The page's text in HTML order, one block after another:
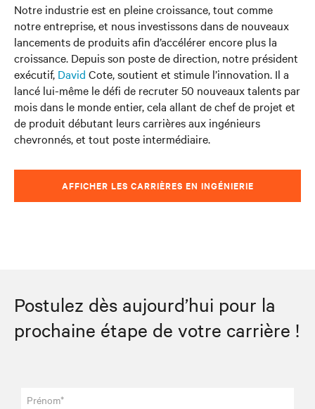
Notre industrie est en pleine croissance, tout comme
notreentreprise, et nous investissons dans de nouveaux
lancements de produits afin d’accélérer encore plus la
croissance. Depuis son poste de direction, notre président
exécutif, David Cote, soutient et stimule l’innovation. Il a
lancé lui-même le défi de recruter 50 nouveaux talents par
mois dans le monde entier, cela allant de chef de projet et
de produit débutant leurs carrières aux ingénieurs
chevronnés, et tout poste intermédiaire.
AFFICHER LES CARRIÈRES EN INGÉNIERIE
Postulez dès aujourd’hui pour la
prochaine étape de votre carrière !
Prénom*